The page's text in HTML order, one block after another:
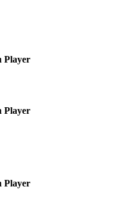
Player
Player
Player